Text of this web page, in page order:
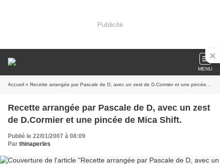
Publicité
MENU
Accueil » Recette arrangée par Pascale de D, avec un zest de D.Cormier et une pincée de Mica Shift.
Recette arrangée par Pascale de D, avec un zest
de D.Cormier et une pincée de Mica Shift.
Publié le 22/01/2007 à 08:09
Par thinaperles